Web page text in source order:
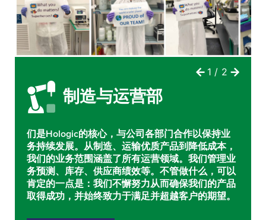
制造与运营部
们是Hologic的核心，与公司各部门合作以保持业
务持续发展。从制造、运输优质产品到降低成本，
我们的业务范围涵盖了所有运营领域。我们管理业
务预测、库存、供应商绩效等。不管做什么，可以
肯定的一点是：我们不懈努力从而确保我们的产品
取得成功，并始终致力于满足并超越客户的期望。